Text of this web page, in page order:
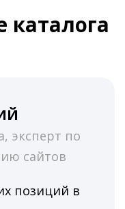
каталога
эксперт по
сайтов
позиций в